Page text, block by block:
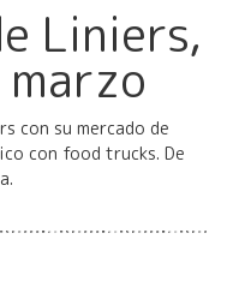
Liniers,
con su mercado de
con food trucks. De